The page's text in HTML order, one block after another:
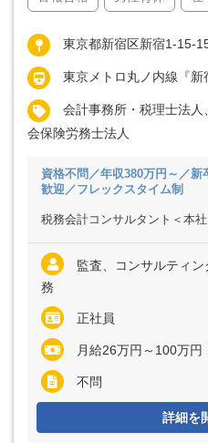
東京都新宿区新宿1-15-
東京メトロ丸ノ内線『新
会計事務所・税理士法
会保険労務士法人
資格不問／年収380万円～／
歓迎／フレックスタイム制
税務会計コンサルタント＜本社
監査、コンサルティ
務
正社員
月給26万円～100万円 ※経験・能力など
不問
詳細を